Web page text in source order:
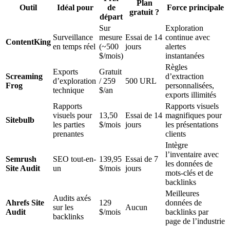
Outil Idéal pour
de
départ
Plan
gratuit ?
Force principale
ContentKing
Surveillance
en temps réel
Sur
mesure
(~500
$/mois)
Essai de 14
jours
Exploration
continue avec
alertes
instantanées
Screaming
Frog
Exports
d’exploration
technique
Gratuit
/ 259
$/an
500 URL
Règles
d’extraction
personnalisées,
exports illimités
Sitebulb
Rapports
visuels pour
les parties
prenantes
13,50
$/mois
Essai de 14
jours
Rapports visuels
magnifiques pour
les présentations
clients
Semrush
Site Audit
SEO tout-en-
un
139,95
$/mois
Essai de 7
jours
Intègre
l’inventaire avec
les données de
mots-clés et de
backlinks
Ahrefs Site
Audit
Audits axés
sur les
backlinks
129
$/mois
Aucun
Meilleures
données de
backlinks par
page de l’industrie